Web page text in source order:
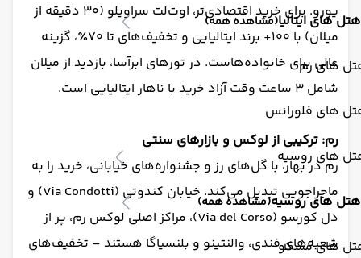
هتل های ایتالیا(مشاهده همه)
های رم
های فلورانس
های روسیه
هتل های روسیه(مشاهده همه)
های مسکو
یورو. برای خرید اقتصادی‌تر، اوت‌لت سراویلو (۳۰ دقیقه از
میلان) با ۱۰۰+ برند ایتالیایی و تخفیف‌های تا ۷۰٪، گزینه
عالی برای خانواده‌هاست. در تورهای ابرآسا، بازدید از میلان
شامل ۳ ساعت وقت آزاد خرید با ناهار ایتالیایی است.
رم: ترکیبی از لوکس و بازارهای سنتی
رم در بهار، با گل‌های رز و جشنواره‌های خیابانی، خرید را به
ماجراجویی تبدیل می‌کند. خیابان کندوتی (Via Condotti) و
دل کورسو (Via del Corso)، مراکز اصلی لوکس رم، پر از
شعبه‌های فندی، والنتینو و بلنسیاگا هستند – تخفیف‌های